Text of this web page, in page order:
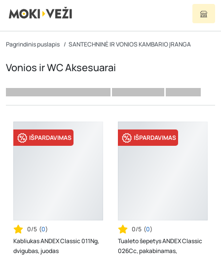
Pagrindinis puslapis SANTECHNINĖ IR VONIOS KAMBARIO ĮRANGA
Vonios ir WC Aksesuarai
IŠPARDAVIMAS
0/5 (0)
Kabliukas ANDEX Classic 011Ng,
dvigubas, juodas
IŠPARDAVIMAS
0/5 (0)
Tualeto šepetys ANDEX Classic
026Cc, pakabinamas,